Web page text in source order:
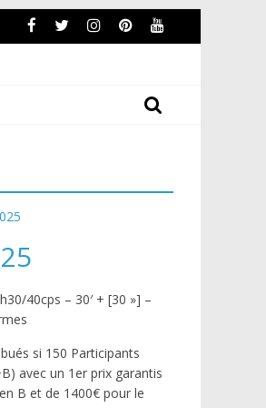
40cps – 30′ + [30 »] –
si 150 Participants
avec un 1er prix garantis
B et de 1400€ pour le